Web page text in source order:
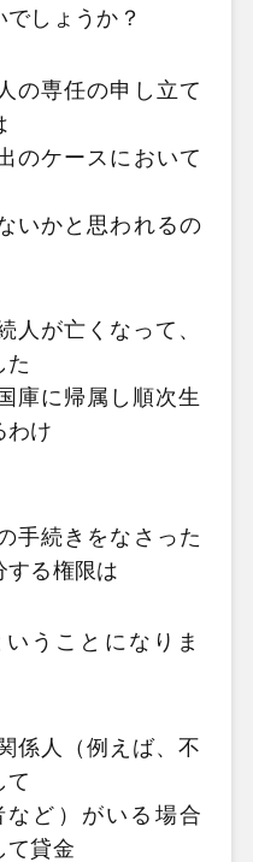
しょうか？
の専任の申し立て
のケースにおいて
いかと思われるの
人が亡くなって、
た
庫に帰属し順次生
わけ
手続きをなさった
する権限は
うことになりま
係人（例えば、不
て
ど）がいる場合
て貸金